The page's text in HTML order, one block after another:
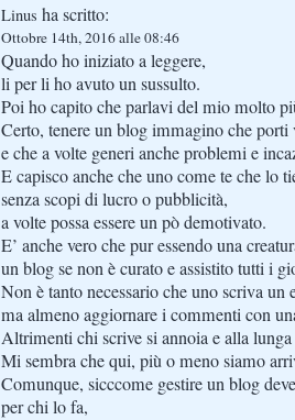
Linus ha scritto:
Ottobre 14th, 2016 alle 08:46
Quando ho iniziato a leggere,
li per li ho avuto un sussulto.
Poi ho capito che parlavi del mio molto
Certo, tenere un blog immagino che porti
e che a volte generi anche problemi e
E capisco anche che uno come te che lo
senza scopi di lucro o pubblicità,
a volte possa essere un pò demotivato.
E’ anche vero che pur essendo una
un blog se non è curato e assistito tutti i
Non è tanto necessario che uno scriva un
ma almeno aggiornare i commenti con
Altrimenti chi scrive si annoia e alla lunga
Mi sembra che qui, più o meno siamo
Comunque, sicccome gestire un blog
per chi lo fa,